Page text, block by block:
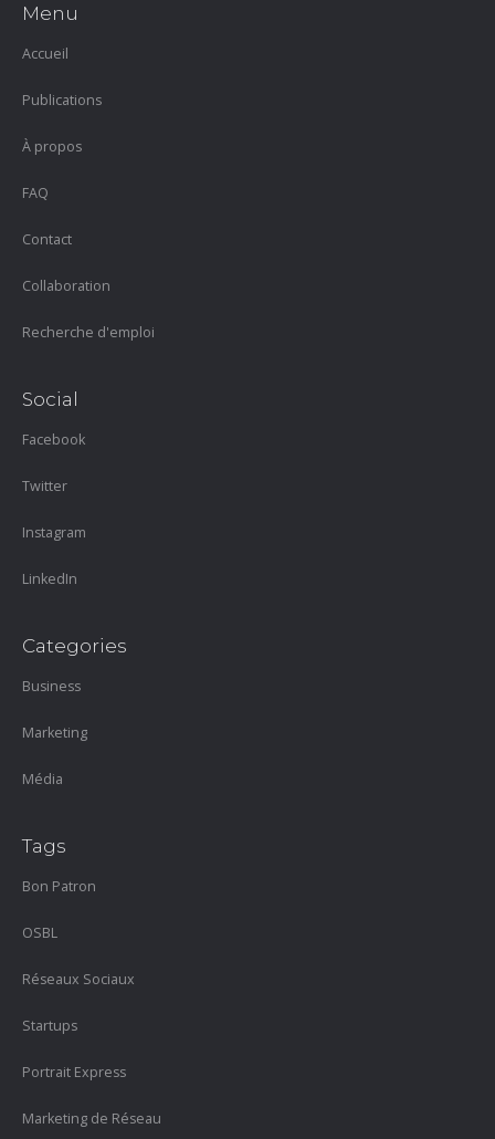
Menu
Accueil
Publications
À propos
FAQ
Contact
Collaboration
Recherche d'emploi
Social
Facebook
Twitter
Instagram
LinkedIn
Categories
Business
Marketing
Média
Tags
Bon Patron
OSBL
Réseaux Sociaux
Startups
Portrait Express
Marketing de Réseau